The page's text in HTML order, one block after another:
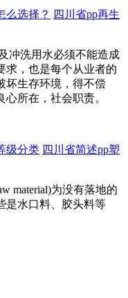
四川省pp再生
冲洗用水必须不能造成
求，也是每个从业者的
坏生存环境，得不偿
所在，社会职责。
四川省简述pp塑
material)为没有落地的
是水口料、胶头料等